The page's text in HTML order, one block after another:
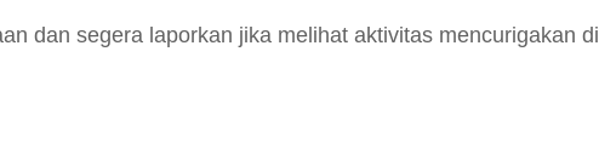
dan segera laporkan jika melihat aktivitas mencurigakan di